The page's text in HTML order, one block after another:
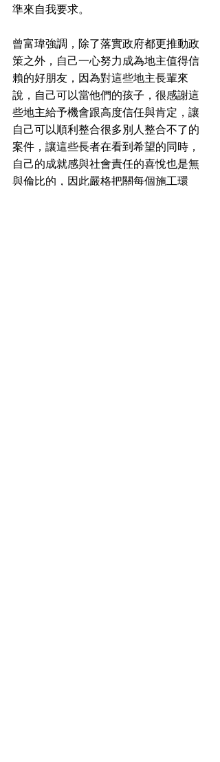
準來自我要求。
曾富瑋強調，除了落實政府都更推動政
策之外，自己一心努力成為地主值得信
賴的好朋友，因為對這些地主長輩來
說，自己可以當他們的孩子，很感謝這
些地主給予機會跟高度信任與肯定，讓
自己可以順利整合很多別人整合不了的
案件，讓這些長者在看到希望的同時，
自己的成就感與社會責任的喜悅也是無
與倫比的，因此嚴格把關每個施工環